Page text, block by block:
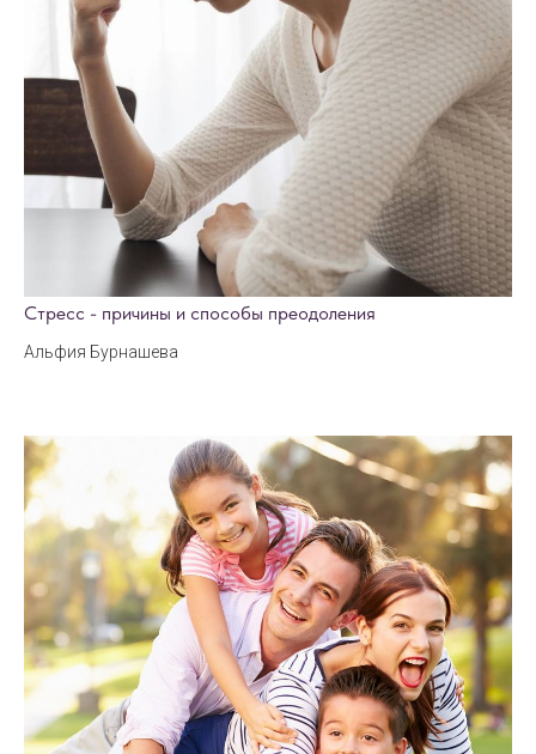
Стресс - причины и способы преодоления
Альфия Бурнашева